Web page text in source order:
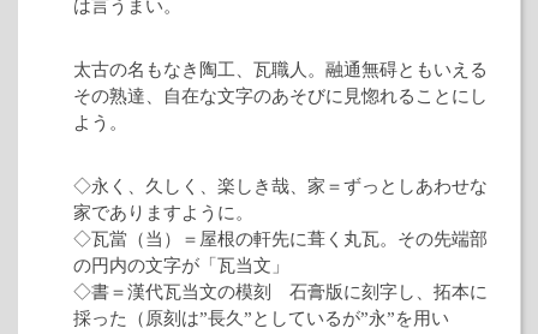
は言うまい。
太古の名もなき陶工、瓦職人。融通無碍ともいえる
その熟達、自在な文字のあそびに見惚れることにし
よう。
◇永く、久しく、楽しき哉、家＝ずっとしあわせな
家でありますように。
◇瓦當（当）＝屋根の軒先に葺く丸瓦。その先端部
の円内の文字が「瓦当文」
◇書＝漢代瓦当文の模刻 石膏版に刻字し、拓本に
採った（原刻は”長久”としているが”永”を用い